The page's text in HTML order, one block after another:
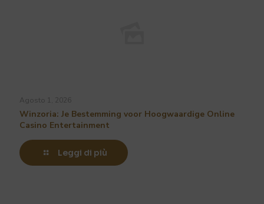
Agosto 1, 2026
Winzoria: Je Bestemming voor Hoogwaardige Online
Casino Entertainment
Leggi di più